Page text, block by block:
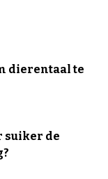
dierentaal te
suiker de